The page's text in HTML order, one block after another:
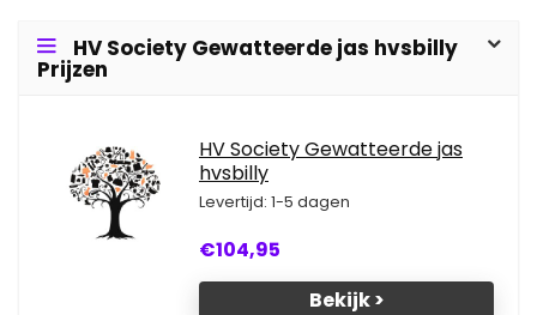
HV Society Gewatteerde jas hvsbilly
Prijzen
HV Society Gewatteerde jas
hvsbilly
Levertijd: 1-5 dagen
€104,95
Bekijk >